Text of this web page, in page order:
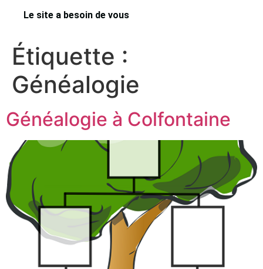
Le site a besoin de vous
Étiquette :
Généalogie
Généalogie à Colfontaine